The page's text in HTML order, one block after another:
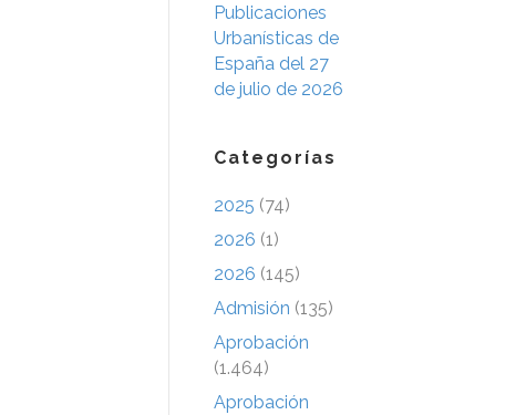
Publicaciones
Urbanísticas de
España del 27
de julio de 2026
Categorías
2025 (74)
2026 (1)
2026 (145)
Admisión (135)
Aprobación
(1.464)
Aprobación